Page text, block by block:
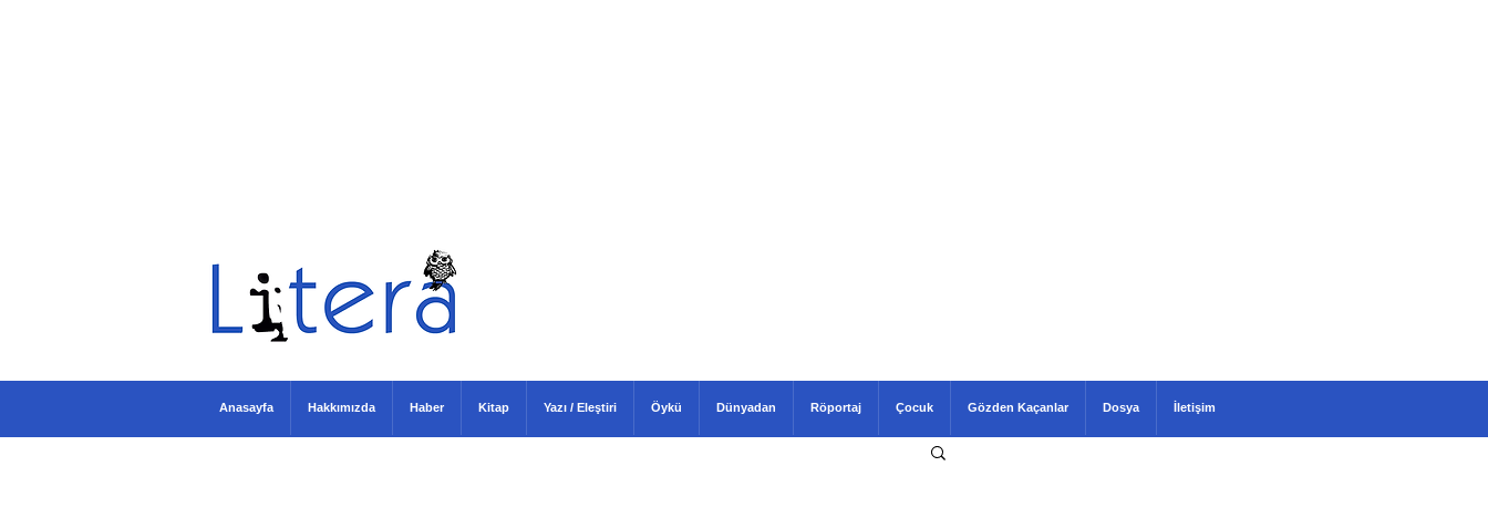
Anasayfa Hakkımızda Haber Kitap Yazı / Eleştiri Öykü Dünyadan Röportaj Çocuk Gözden Kaçanlar Dosya İletişim